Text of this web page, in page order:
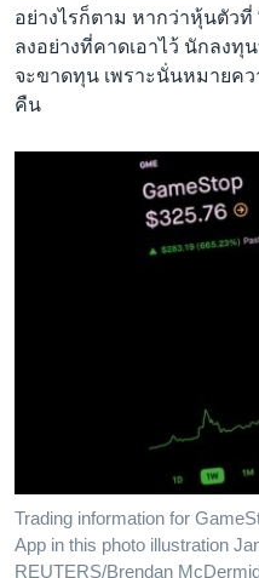
อย่างไรก็ตาม หากว่าหุ้นตัวที่
ลงอย่างที่คาดเอาไว้ นักลงทุ
จะขาดทุน เพราะนั่นหมายค
คืน
Trading information for
App in this photo illustration
REUTERS/Brendan